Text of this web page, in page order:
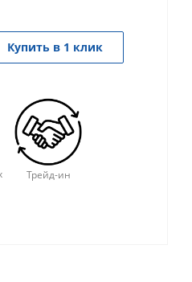
Купить в 1 клик
Трейд-ин